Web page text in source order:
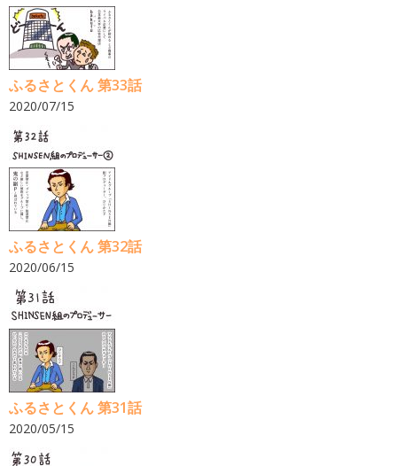
ふるさとくん 第33話
2020/07/15
ふるさとくん 第32話
2020/06/15
ふるさとくん 第31話
2020/05/15